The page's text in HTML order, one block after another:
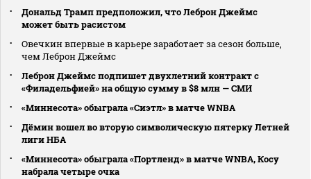
Дональд Трамп предположил, что Леброн Джеймс
может быть расистом
Овечкин впервые в карьере заработает за сезон больше,
чем Леброн Джеймс
Леброн Джеймс подпишет двухлетний контракт с
«Филадельфией» на общую сумму в $8 млн — СМИ
«Миннесота» обыграла «Сиэтл» в матче WNBA
Дёмин вошел во вторую символическую пятерку Летней
лиги НБА
«Миннесота» обыграла «Портленд» в матче WNBA, Косу
набрала четыре очка